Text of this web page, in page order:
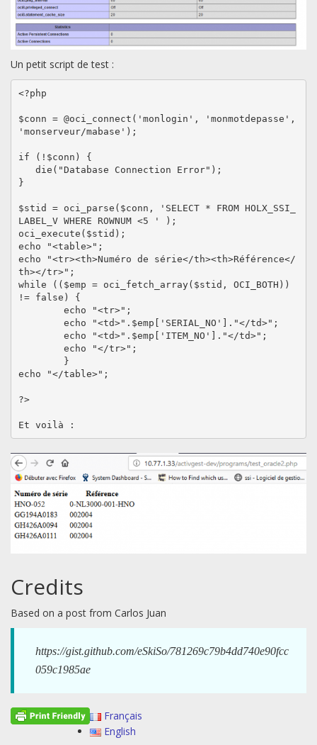
Un petit script de test :
<?php
$conn = @oci_connect('monlogin', 'monmotdepasse',
'monserveur/mabase');
if (!$conn) {
}
$stid = oci_parse($conn, 'SELECT * FROM HOLX_SSI_
LABEL_V WHERE ROWNUM <5 ' );
oci_execute($stid);
echo "<table>";
echo "<tr><th>Numéro de série</th><th>Référence</
th></tr>";
while (($emp = oci_fetch_array($stid, OCI_BOTH))
!= false) {
echo "</table>";
?>
Credits
Based on a post from Carlos Juan
https://gist.github.com/eSkiSo/781269c79b4dd740e90fcc
059c1985ae
Français
English